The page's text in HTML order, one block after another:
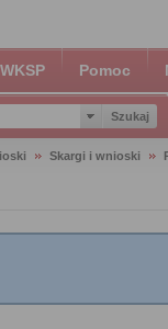
WKSP Pomoc
Skargi i wnioski